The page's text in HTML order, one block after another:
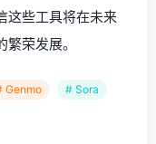
这些工具将在未来
荣发展。
Genmo
# Sora